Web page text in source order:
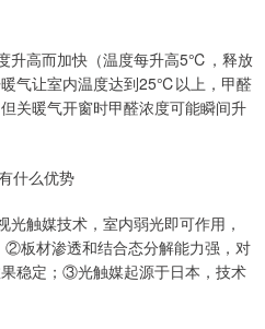
升高而加快（温度每升高5℃，释放
气让室内温度达到25℃以上，甲醛
关暖气开窗时甲醛浓度可能瞬间升
什么优势
触媒技术，室内弱光即可作用，
板材渗透和结合态分解能力强，对
稳定；③光触媒起源于日本，技术